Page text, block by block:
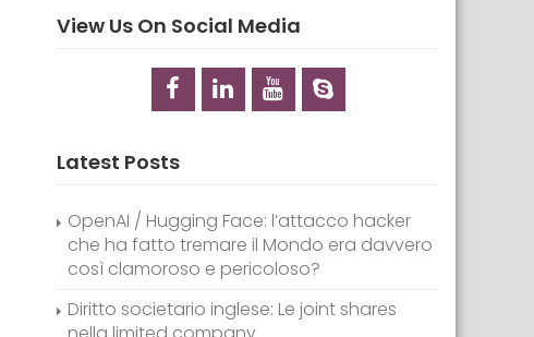
View Us On Social Media
Latest Posts
OpenAI / Hugging Face: l’attacco hacker
che ha fatto tremare il Mondo era davvero
così clamoroso e pericoloso?
Diritto societario inglese: Le joint shares